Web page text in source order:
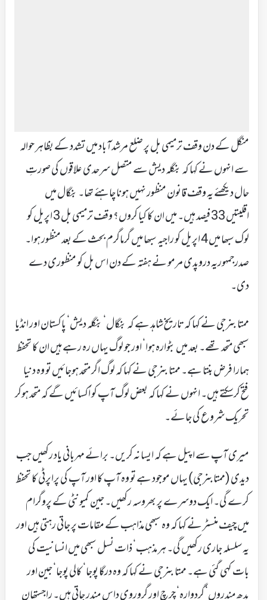
منگل کے دن وقف ترمیمی بل پر ضلع مرشدآباد میں تشدد کے بظاہر حوالہ
سے انہوں نے کہا کہ بنگلہ دیش سے متصل سرحدی علاقوں کی صورتِ
حال دیکھئے یہ وقف قانون منظور نہیں ہونا چاہئے تھا۔ بنگال میں
اقلیتیں 33 فیصد ہیں۔ میں ان کا کیا کروں؟ وقف ترمیمی بل 3 اپریل کو
لوک سبھا میں 4 اپریل کو راجیہ سبھا میں گرماگرم بحث کے بعد منظور ہوا۔
صدرجمہوریہ دروپدی مرمو نے ہفتہ کے دن اس بل کو منظوری دے
دی۔
ممتا بنرجی نے کہا کہ تاریخ شاہد ہے کہ بنگال‘ بنگلہ دیش‘ پاکستان اور انڈیا
سبھی متحد تھے۔ بعد میں بٹوارہ ہوا‘ اور جو لوگ یہاں رہ رہے ہیں ان کا تحفظ
ہمارا فرض بنتا ہے۔ ممتا بنرجی نے کہا کہ لوگ اگر متحد ہوجائیں تو وہ دنیا
فتح کرسکتے ہیں۔ انہوں نے کہا کہ بعض لوگ آپ کو اُکسائیں گے کہ متحد ہوکر
تحریک شروع کی جائے۔
میری آپ سے اپیل ہے کہ ایسا نہ کریں۔ برائے مہربانی یاد رکھیں جب
دیدی (ممتابنرجی) یہاں موجود ہے تو وہ آپ کا اور آپ کی پراپرٹی کا تحفظ
کرے گی۔ ایک دوسرے پر بھروسہ رکھیں۔ جین کمیونٹی کے پروگرام
میں چیف منسٹر نے کہا کہ وہ سبھی مذاہب کے مقامات پر جاتی رہتی ہیں اور
یہ سلسلہ جاری رکھیں گی۔ ہر مذہب‘ ذات نسل سبھی میں انسانیت کی
بات کہی گئی ہے۔ ممتا بنرجی نے کہا کہ وہ درگا پوجا‘ کالی پوجا‘ جین اور